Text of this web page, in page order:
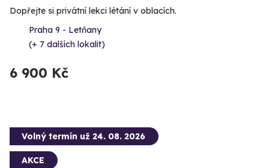
Dopřejte si privátní lekci létání v oblacích.
Praha 9 - Letňany
(+ 7 dalších lokalit)
6 900 Kč
Volný termín už 24. 08. 2026
AKCE